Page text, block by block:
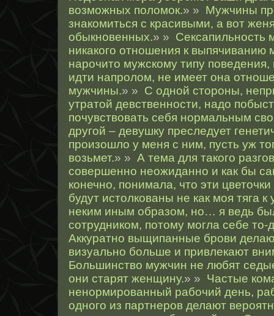
возможных поломок.» » Мужчины
знакомиться с красивыми, а вот
обыкновенных.» » Сексапильность
никакого отношения к выпячиванию
нарочито мужскому типу
идти напролом, не имеет она
мужчины.» » С одной стороны,
утратой девственности, надо
почувствовать себя нормальным
другой – девушку преследует
произошло у меня с ним, пусть уж
возьмет.» » А тема для такого
совершенно неожиданно и как бы
конечно, понимала, что эти
будут истолкованы не как моя тяга
неким иным образом, но… я ведь
сотрудником, потому могла себе то-
Аккуратно выщипанные брови
визуально больше и привлекают
Большинство мужчин не любят
они старят женщину.» » Частые
ненормированный рабочий день,
одного из партнеров делают